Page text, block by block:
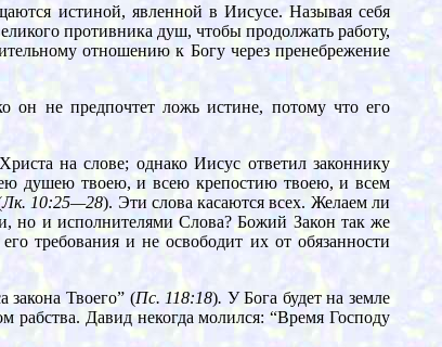
истиной, явленной в Иисусе. Называя себя
противника душ, чтобы продолжать работу,
отношению к Богу через пренебрежение
он не предпочтет ложь истине, потому что его
на слове; однако Иисус ответил законнику
душею твоею, и всею крепостию твоею, и всем
Лк. 10:25—28). Эти слова касаются всех. Желаем ли
но и исполнителями Слова? Божий Закон так же
требования и не освободит их от обязанности
Твоего” (Пс. 118:18). У Бога будет на земле
рабства. Давид некогда молился: “Время Господу